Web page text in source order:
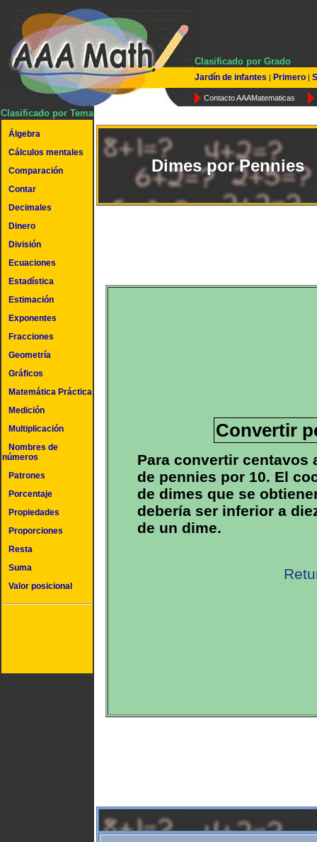
Clasificado por Grado
Jardín de infantes | Primero |
Contacto AAAMatematicas
Clasificado por Tema
Álgebra
Cálculos mentales
Comparación
Contar
Decimales
Dinero
División
Ecuaciones
Estadística
Estimación
Exponentes
Fracciones
Geometría
Gráficos
Matemática Práctica
Medición
Multiplicación
Nombres de
números
Patrones
Porcentaje
Propiedades
Proporciones
Resta
Suma
Valor posicional
Dimes por Pennies
Convertir
Para convertir centavos
de pennies por 10. El
de dimes que se
debería ser inferior a
de un dime.